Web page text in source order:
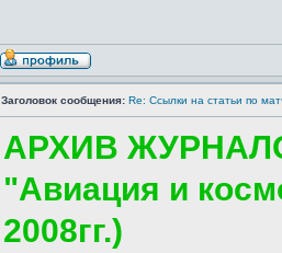
Заголовок сообщения: Re: Ссылки на статьи по
АРХИВ
"Авиация и
2008гг.)